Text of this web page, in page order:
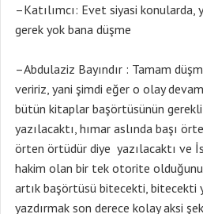
–Katılımcı: Evet siyasi konularda,
gerek yok bana düşme
–Abdulaziz Bayındır : Tamam
veririz, yani şimdi eğer o olay
bütün kitaplar başörtüsünün gerekli
yazılacaktı, hımar aslında başı
örten örtüdür diye yazılacaktı ve
hakim olan bir tek otorite
artık başörtüsü bitecekti, bitecekti
yazdırmak son derece kolay aksi